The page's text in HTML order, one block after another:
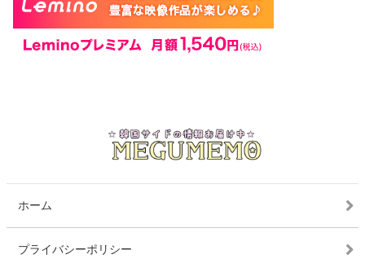
ホーム
プライバシーポリシー